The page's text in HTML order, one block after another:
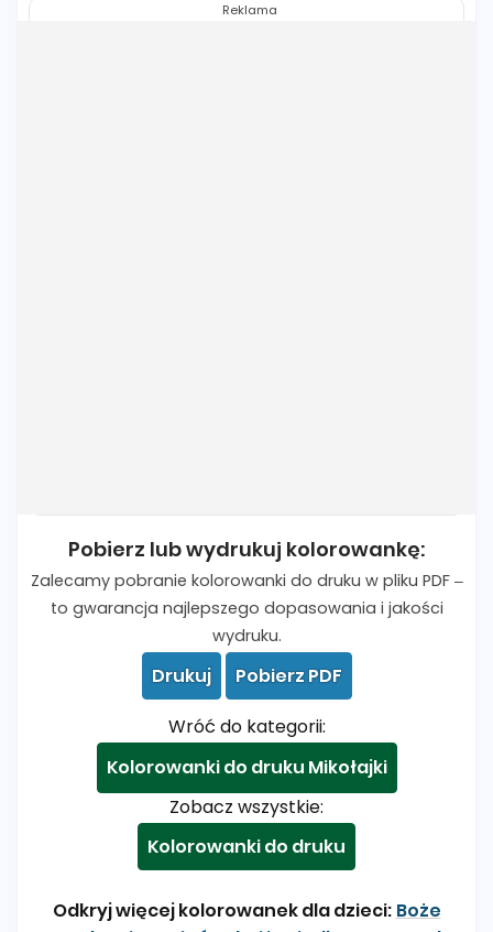
Reklama
Pobierz lub wydrukuj kolorowankę:
Zalecamy pobranie kolorowanki do druku w pliku PDF –
to gwarancja najlepszego dopasowania i jakości
wydruku.
Drukuj
Pobierz PDF
Wróć do kategorii:
Kolorowanki do druku Mikołajki
Zobacz wszystkie:
Kolorowanki do druku
Odkryj więcej kolorowanek dla dzieci: Boże